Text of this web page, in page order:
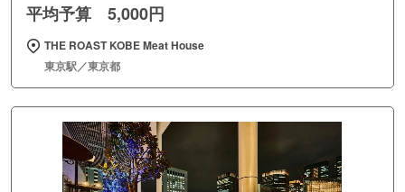
平均予算 5,000円
THE ROAST KOBE Meat House
東京駅／東京都